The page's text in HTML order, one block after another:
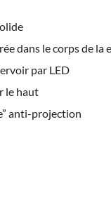
dans le corps de la
par LED
le haut
anti-projection